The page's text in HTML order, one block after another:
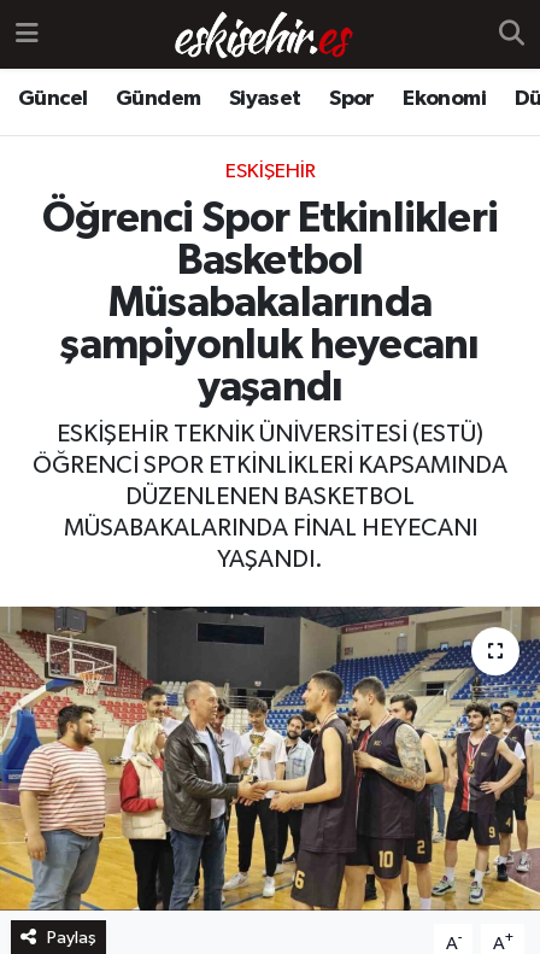
Güncel Gündem Siyaset Spor Ekonomi
ESKIŞEHIR
Öğrenci Spor Etkinlikleri
Basketbol
Müsabakalarında
şampiyonluk heyecanı
yaşandı
ESKİŞEHİR TEKNİK ÜNİVERSİTESİ (ESTÜ)
ÖĞRENCİ SPOR ETKİNLİKLERİ KAPSAMINDA
DÜZENLENEN BASKETBOL
MÜSABAKALARINDA FİNAL HEYECANI
YAŞANDI.
Paylaş A- A+